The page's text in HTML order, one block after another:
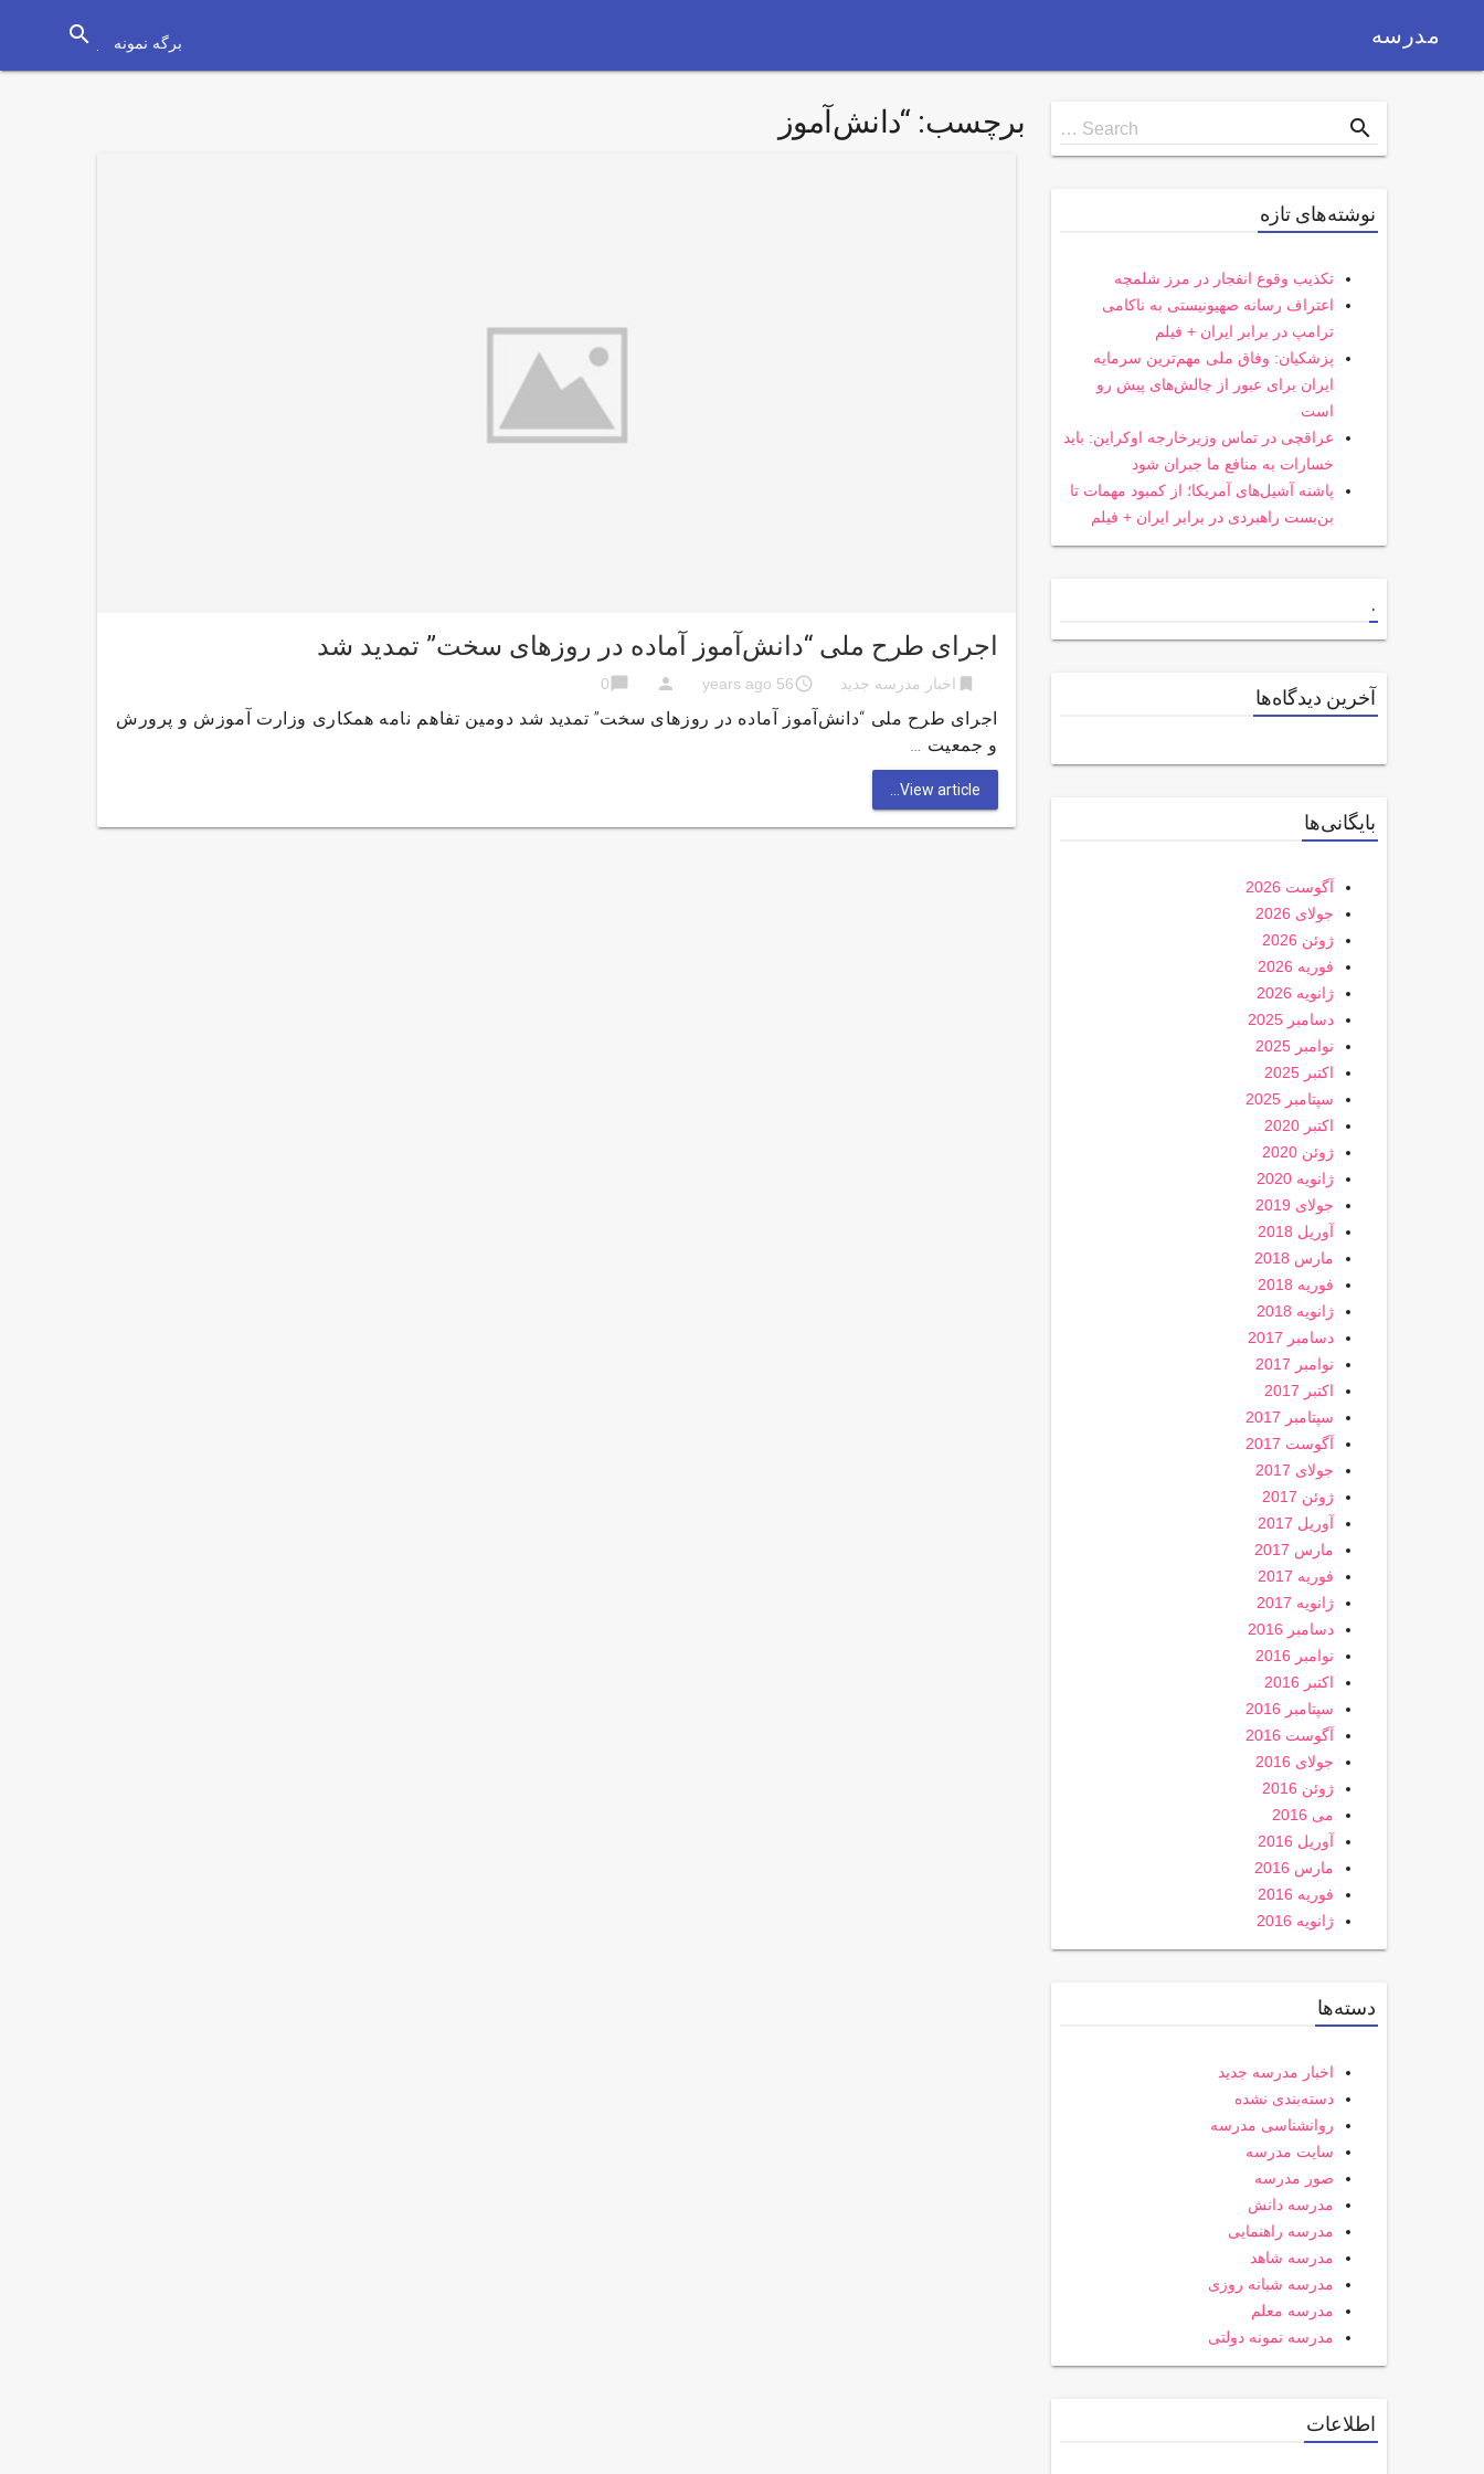
مدرسه برگه نمونه search
برچسب:“دانش‌آموز
اجرای طرح ملی “دانش‌آموز آماده در روزهای سخت” تمدید شد
bookmark اخبار مدرسه جدید access_time
56 years ago
person
chat_bubble
0
اجرای طرح ملی “دانش‌آموز آماده در روزهای سخت” تمدید شد دومین تفاهم نامه همکاری وزارت آموزش و پرورش
و جمعیت …
View article...
Search
for
Search … search
نوشته‌های تازه
تکذیب وقوع انفجار در مرز شلمچه
اعتراف رسانه صهیونیستی به ناکامی
ترامپ در برابر ایران + فیلم
پزشکیان: وفاق ملی مهم‌ترین سرمایه
ایران برای عبور از چالش‌های پیش رو
است
عراقچی در تماس وزیرخارجه اوکراین: باید
خسارات به منافع ما جبران شود
پاشنه آشیل‌های آمریکا؛ از کمبود مهمات تا
بن‌بست راهبردی در برابر ایران + فیلم
.
آخرین دیدگاه‌ها
بایگانی‌ها
آگوست 2026
جولای 2026
ژوئن 2026
فوریه 2026
ژانویه 2026
دسامبر 2025
نوامبر 2025
اکتبر 2025
سپتامبر 2025
اکتبر 2020
ژوئن 2020
ژانویه 2020
جولای 2019
آوریل 2018
مارس 2018
فوریه 2018
ژانویه 2018
دسامبر 2017
نوامبر 2017
اکتبر 2017
سپتامبر 2017
آگوست 2017
جولای 2017
ژوئن 2017
آوریل 2017
مارس 2017
فوریه 2017
ژانویه 2017
دسامبر 2016
نوامبر 2016
اکتبر 2016
سپتامبر 2016
آگوست 2016
جولای 2016
ژوئن 2016
می 2016
آوریل 2016
مارس 2016
فوریه 2016
ژانویه 2016
دسته‌ها
اخبار مدرسه جدید
دسته‌بندی نشده
روانشناسی مدرسه
سایت مدرسه
صور مدرسه
مدرسه دانش
مدرسه راهنمایی
مدرسه شاهد
مدرسه شبانه روزی
مدرسه معلم
مدرسه نمونه دولتی
اطلاعات